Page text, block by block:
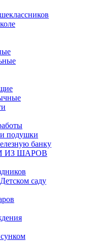
подушки
банку
ИЗ ШАРОВ
саду